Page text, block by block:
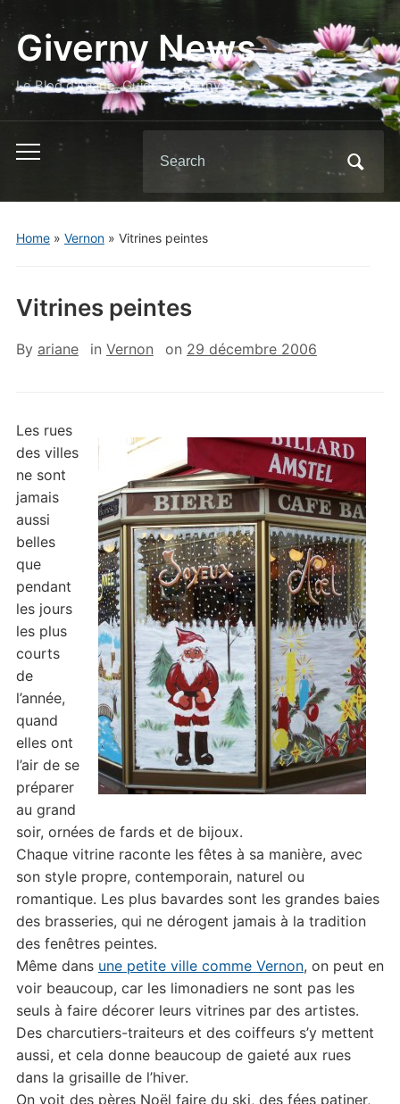
Giverny News
Le Blog d'Ariane, Guide à Giverny
Toggle
menu
for:
Home» Vernon» Vitrines peintes
Vitrines peintes
By ariane in Vernon on 29 décembre 2006
Les rues
des villes
ne sont
jamais
aussi
belles
que
pendant
les jours
les plus
courts
de
l’année,
quand
elles ont
l’air de se
préparer
au grand
soir, ornées de fards et de bijoux.
Chaque vitrine raconte les fêtes à sa manière, avec
son style propre, contemporain, naturel ou
romantique. Les plus bavardes sont les grandes baies
des brasseries, qui ne dérogent jamais à la tradition
des fenêtres peintes.
Même dans une petite ville comme Vernon, on peut en
voir beaucoup, car les limonadiers ne sont pas les
seuls à faire décorer leurs vitrines par des artistes.
Des charcutiers-traiteurs et des coiffeurs s’y mettent
aussi, et cela donne beaucoup de gaieté aux rues
dans la grisaille de l’hiver.
On voit des pères Noël faire du ski, des fées patiner,